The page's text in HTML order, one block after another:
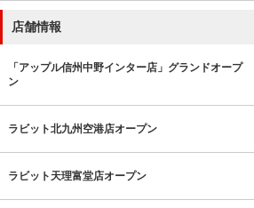
店舗情報
「アップル信州中野インター店」グランドオープ
ン
ラビット北九州空港店オープン
ラビット天理富堂店オープン